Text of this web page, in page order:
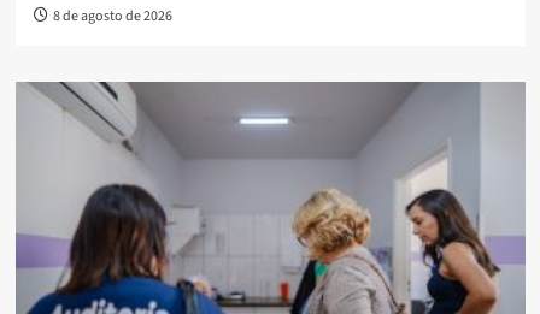
8 de agosto de 2026